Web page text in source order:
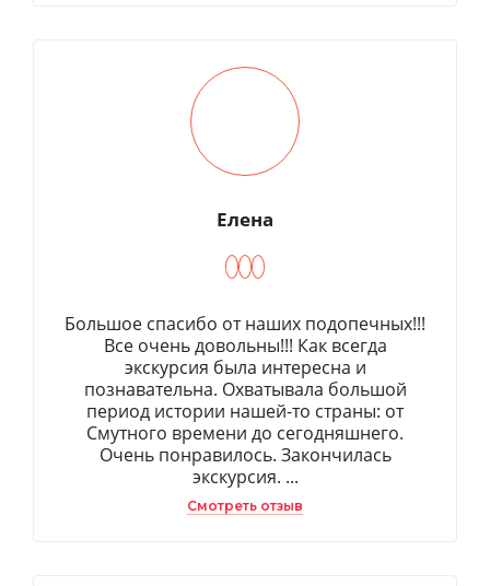
Елена
Большое спасибо от наших подопечных!!!
Все очень довольны!!! Как всегда
экскурсия была интересна и
познавательна. Охватывала большой
период истории нашей-то страны: от
Смутного времени до сегодняшнего.
Очень понравилось. Закончилась
экскурсия. ...
Смотреть отзыв